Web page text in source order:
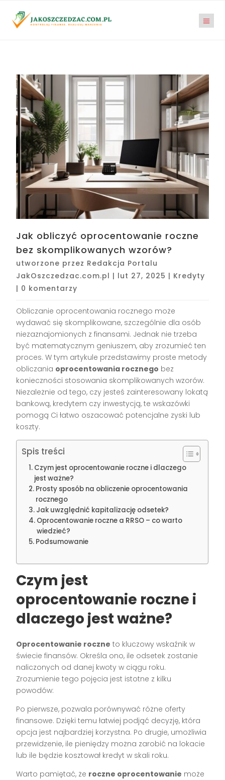
Jak obliczyć oprocentowanie roczne
bez skomplikowanych wzorów?
utworzone przez Redakcja Portalu
JakOszczedzac.com.pl | lut 27, 2025 | Kredyty
| 0 komentarzy
Obliczanie oprocentowania rocznego może
wydawać się skomplikowane, szczególnie dla osób
niezaznajomionych z finansami. Jednak nie trzeba
być matematycznym geniuszem, aby zrozumieć ten
proces. W tym artykule przedstawimy proste metody
obliczania oprocentowania rocznego bez
konieczności stosowania skomplikowanych wzorów.
Niezależnie od tego, czy jesteś zainteresowany lokatą
bankową, kredytem czy inwestycją, te wskazówki
pomogą Ci łatwo oszacować potencjalne zyski lub
koszty.
Spis treści
Czym jest oprocentowanie roczne i dlaczego
jest ważne?
Prosty sposób na obliczenie oprocentowania
rocznego
Jak uwzględnić kapitalizację odsetek?
Oprocentowanie roczne a RRSO – co warto
wiedzieć?
Podsumowanie
Czym jest
oprocentowanie roczne i
dlaczego jest ważne?
Oprocentowanie roczne to kluczowy wskaźnik w
świecie finansów. Określa ono, ile odsetek zostanie
naliczonych od danej kwoty w ciągu roku.
Zrozumienie tego pojęcia jest istotne z kilku
powodów:
Po pierwsze, pozwala porównywać różne oferty
finansowe. Dzięki temu łatwiej podjąć decyzję, która
opcja jest najbardziej korzystna. Po drugie, umożliwia
przewidzenie, ile pieniędzy można zarobić na lokacie
lub ile będzie kosztował kredyt w skali roku.
Warto pamiętać, że roczne oprocentowanie może